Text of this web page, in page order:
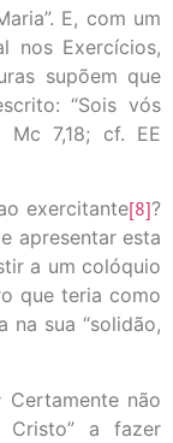
E, com um
nos Exercícios,
supõem que
“Sois vós
Mc 7,18; cf. EE
exercitante[8]?
apresentar esta
a um colóquio
que teria como
na sua “solidão,
Certamente não
a fazer